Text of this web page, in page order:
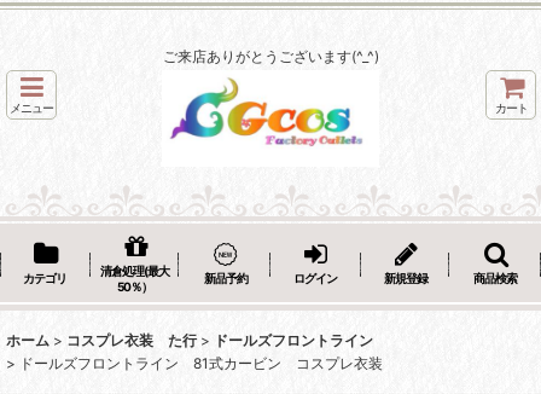
ご来店ありがとうございます(^_^)
メニュー カート
カテゴリ
清倉処理(最大
50％）
新品予約 ログイン 新規登録 商品検索
ホーム > コスプレ衣装 た行 > ドールズフロントライン
> ドールズフロントライン 81式カービン コスプレ衣装